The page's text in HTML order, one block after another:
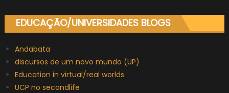
EDUCAÇÃO/UNIVERSIDADES BLOGS
Andabata
discursos de um novo mundo (UP)
Education in virtual/real worlds
UCP no secondlife